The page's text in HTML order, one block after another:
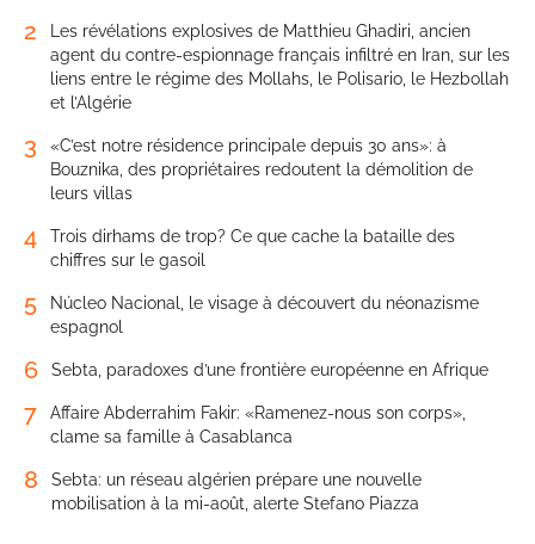
2
Les révélations explosives de Matthieu Ghadiri, ancien
agent du contre-espionnage français infiltré en Iran, sur les
liens entre le régime des Mollahs, le Polisario, le Hezbollah
et l’Algérie
3
«C’est notre résidence principale depuis 30 ans»: à
Bouznika, des propriétaires redoutent la démolition de
leurs villas
4
Trois dirhams de trop? Ce que cache la bataille des
chiffres sur le gasoil
5
Núcleo Nacional, le visage à découvert du néonazisme
espagnol
6 Sebta, paradoxes d’une frontière européenne en Afrique
7
Affaire Abderrahim Fakir: «Ramenez-nous son corps»,
clame sa famille à Casablanca
8
Sebta: un réseau algérien prépare une nouvelle
mobilisation à la mi-août, alerte Stefano Piazza